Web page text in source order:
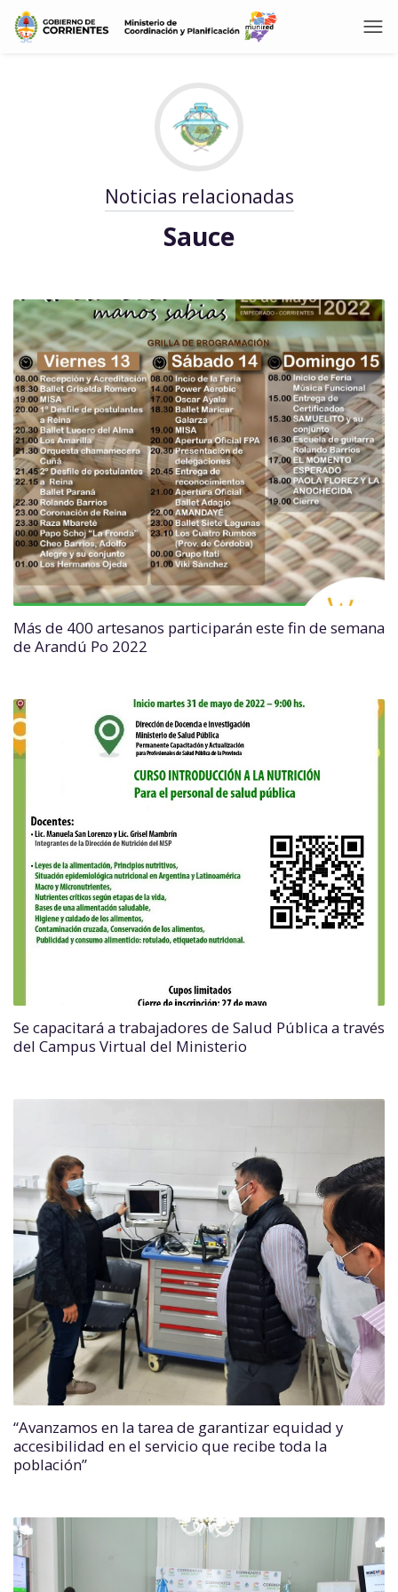
Noticias relacionadas
Sauce
Más de 400 artesanos participarán este fin de semana
de Arandú Po 2022
Se capacitará a trabajadores de Salud Pública a través
del Campus Virtual del Ministerio
“Avanzamos en la tarea de garantizar equidad y
accesibilidad en el servicio que recibe toda la
población”